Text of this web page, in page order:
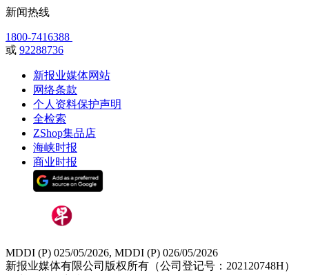
新闻热线
1800-7416388
或 92288736
新报业媒体网站
网络条款
个人资料保护声明
全检索
ZShop集品店
海峡时报
商业时报
MDDI (P) 025/05/2026, MDDI (P) 026/05/2026
新报业媒体有限公司版权所有（公司登记号：202120748H）